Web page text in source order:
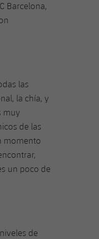
Barcelona,
las
la chía, y
muy
de las
momento
un poco de
de